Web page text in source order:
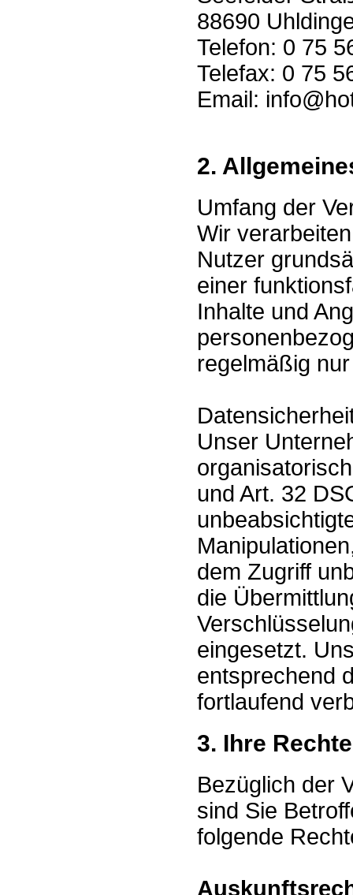
88690
Telefon: 0 75
Telefax: 0 75
Email:
2.
Umfang der
Wir
Nutzer
einer
Inhalte und
regelmäßig
Unser
und Art. 32
dem Zugriff
die
eingesetzt.
entsprechend
fortlaufend
3. Ihre Rechte
Bezüglich der
sind Sie
folgende